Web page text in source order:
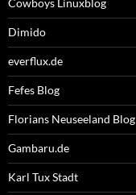
Cowboys Linuxblog
Dimido
everflux.de
Fefes Blog
Florians Neuseeland Blog
Gambaru.de
Karl Tux Stadt